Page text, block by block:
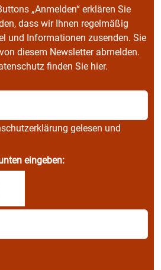
„Anmelden“ erklären Sie
dass wir Ihnen regelmäßig
und Informationen zusenden. Sie
diesem Newsletter abmelden.
finden Sie hier.
gelesen und
eingeben: